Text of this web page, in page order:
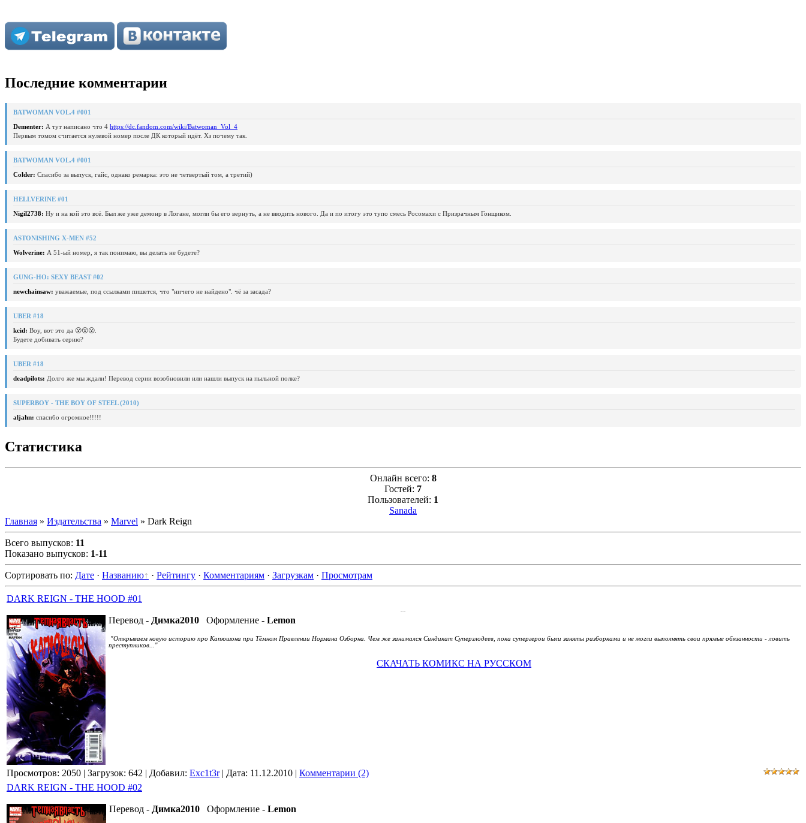
Последние комментарии
BATWOMAN VOL.4 #001
Dementer: А тут написано что 4 https://dc.fandom.com/wiki/Batwoman_Vol_4
Первым томом считается нулевой номер после ДК который идёт. Хз почему так.
BATWOMAN VOL.4 #001
Colder: Спасибо за выпуск, гайс, однако ремарка: это не четвертый том, а третий)
HELLVERINE #01
Nigil2738: Ну и на кой это всё. Был же уже демонр в Логане, могли бы его вернуть, а не вводить нового. Да и по итогу это тупо смесь Росомахи с Призрачным Гонщиком.
ASTONISHING X-MEN #52
Wolverine: А 51-ый номер, я так понимаю, вы делать не будете?
GUNG-HO: SEXY BEAST #02
newchainsaw: уважаемые, под ссылками пишется, что "ничего не найдено". чё за засада?
UBER #18
kcid: Воу, вот это да 😮😮😮.
Будете добивать серию?
UBER #18
deadpilots: Долго же мы ждали! Перевод серии возобновили или нашли выпуск на пыльной полке?
SUPERBOY - THE BOY OF STEEL (2010)
aljahn: спасибо огромное!!!!!
Статистика
Онлайн всего: 8
Гостей: 7
Пользователей: 1
Sanada
Главная » Издательства » Marvel » Dark Reign
Всего выпусков: 11
Показано выпусков: 1-11
Сортировать по: Дате · Названию · Рейтингу · Комментариям · Загрузкам · Просмотрам
DARK REIGN - THE HOOD #01
Перевод - Димка2010 Оформление - Lemon
"Открываем новую историю про Капюшона при Тёмном Правлении Нормана Озборна. Чем же занимался Синдикат Суперзлодеев, пока супергерои были заняты разборками и не могли выполнять свои прямые обязанности - ловить
преступников..."
СКАЧАТЬ КОМИКС НА РУССКОМ
Просмотров: 2050 | Загрузок: 642 | Добавил: Exc1t3r| Дата: 11.12.2010 | Комментарии (2)
DARK REIGN - THE HOOD #02
Перевод - Димка2010 Оформление - Lemon